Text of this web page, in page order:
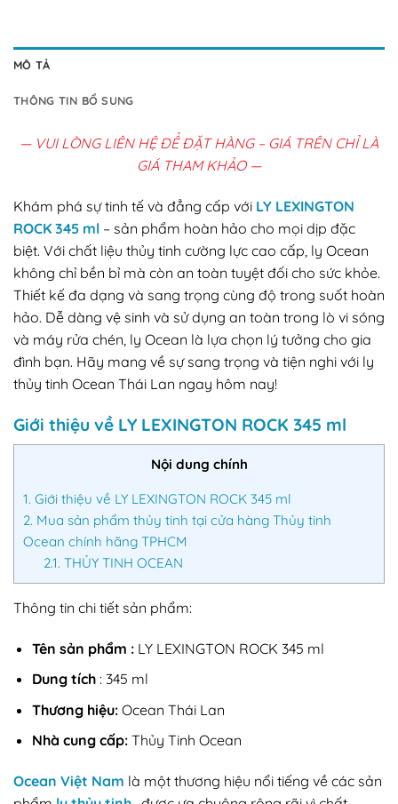
MÔ TẢ
THÔNG TIN BỔ SUNG
— VUI LÒNG LIÊN HỆ ĐỂ ĐẶT HÀNG – GIÁ TRÊN CHỈ LÀ
GIÁ THAM KHẢO —
Khám phá sự tinh tế và đẳng cấp với LY LEXINGTON
ROCK 345 ml – sản phẩm hoàn hảo cho mọi dịp đặc
biệt. Với chất liệu thủy tinh cường lực cao cấp, ly Ocean
không chỉ bền bỉ mà còn an toàn tuyệt đối cho sức khỏe.
Thiết kế đa dạng và sang trọng cùng độ trong suốt hoàn
hảo. Dễ dàng vệ sinh và sử dụng an toàn trong lò vi sóng
và máy rửa chén, ly Ocean là lựa chọn lý tưởng cho gia
đình bạn. Hãy mang về sự sang trọng và tiện nghi với ly
thủy tinh Ocean Thái Lan ngay hôm nay!
Giới thiệu về LY LEXINGTON ROCK 345 ml
Nội dung chính
1. Giới thiệu về LY LEXINGTON ROCK 345 ml
2. Mua sản phẩm thủy tinh tại cửa hàng Thủy tinh
Ocean chính hãng TPHCM
2.1. THỦY TINH OCEAN
Thông tin chi tiết sản phẩm:
Tên sản phẩm :LY LEXINGTON ROCK 345 ml
Dung tích: 345 ml
Thương hiệu:Ocean Thái Lan
Nhà cung cấp:Thủy Tinh Ocean
Ocean Việt Nam là một thương hiệu nổi tiếng về các sản